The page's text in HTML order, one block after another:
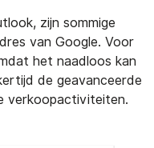
zijn sommige
van Google. Voor
het naadloos kan
de geavanceerde
verkoopactiviteiten.